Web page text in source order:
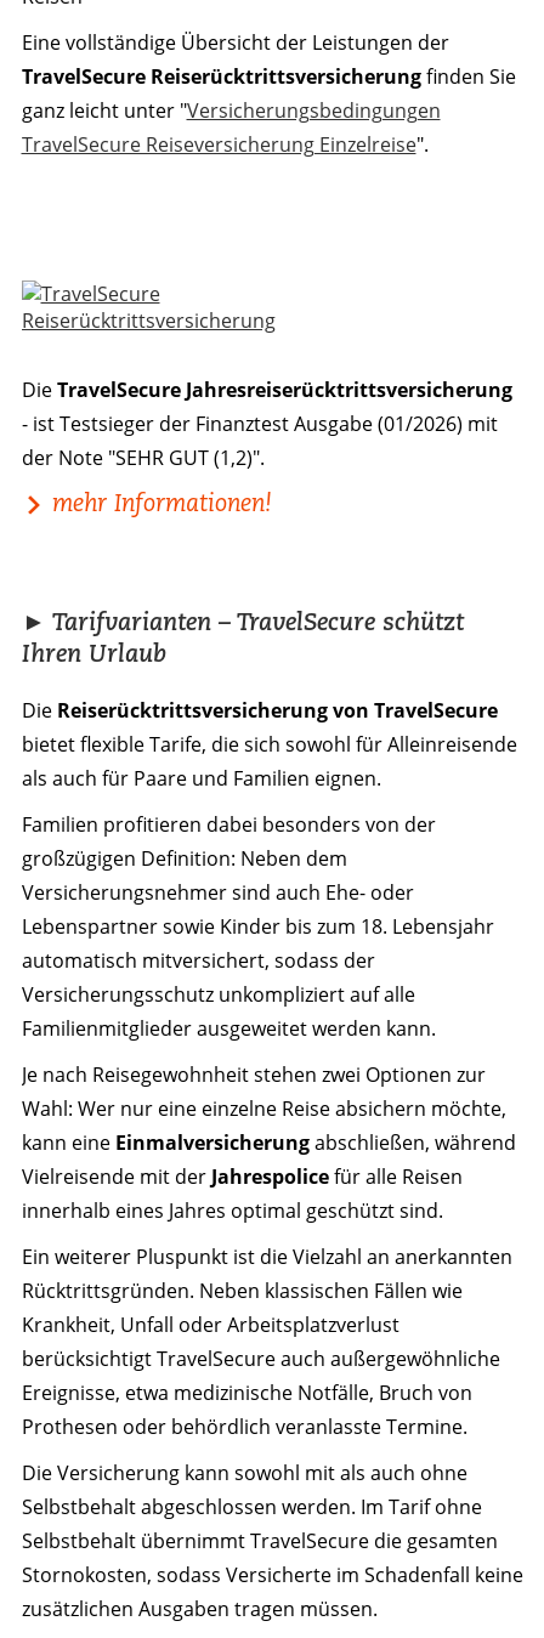
Eine vollständige Übersicht der Leistungen der
TravelSecure Reiserücktrittsversicherungfinden Sie
ganz leicht unter "Versicherungsbedingungen
TravelSecure Reiseversicherung Einzelreise".
DieTravelSecure Jahresreiserücktrittsversicherung
- ist Testsieger der Finanztest Ausgabe (01/2026) mit
der Note "SEHR GUT (1,2)".
mehr Informationen!
► Tarifvarianten – TravelSecure schützt
Ihren Urlaub
Die Reiserücktrittsversicherung von TravelSecure
bietet flexible Tarife, die sich sowohl für Alleinreisende
als auch für Paare und Familien eignen.
Familien profitieren dabei besonders von der
großzügigen Definition: Neben dem
Versicherungsnehmer sind auch Ehe- oder
Lebenspartner sowie Kinder bis zum 18. Lebensjahr
automatisch mitversichert, sodass der
Versicherungsschutz unkompliziert auf alle
Familienmitglieder ausgeweitet werden kann.
Je nach Reisegewohnheit stehen zwei Optionen zur
Wahl: Wer nur eine einzelne Reise absichern möchte,
kann eine Einmalversicherungabschließen, während
Vielreisende mit der Jahrespolicefür alle Reisen
innerhalb eines Jahres optimal geschützt sind.
Ein weiterer Pluspunkt ist die Vielzahl an anerkannten
Rücktrittsgründen. Neben klassischen Fällen wie
Krankheit, Unfall oder Arbeitsplatzverlust
berücksichtigt TravelSecure auch außergewöhnliche
Ereignisse, etwa medizinische Notfälle, Bruch von
Prothesen oder behördlich veranlasste Termine.
Die Versicherung kann sowohl mit als auch ohne
Selbstbehalt abgeschlossen werden. Im Tarif ohne
Selbstbehalt übernimmt TravelSecure die gesamten
Stornokosten, sodass Versicherte im Schadenfall keine
zusätzlichen Ausgaben tragen müssen.